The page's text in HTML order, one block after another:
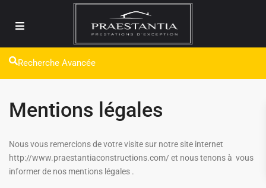
Recherche Avancée
Mentions légales
Nous vous remercions de votre visite sur notre site internet
http://www.praestantiaconstructions.com/ et nous tenons à vous
informer de nos mentions légales .